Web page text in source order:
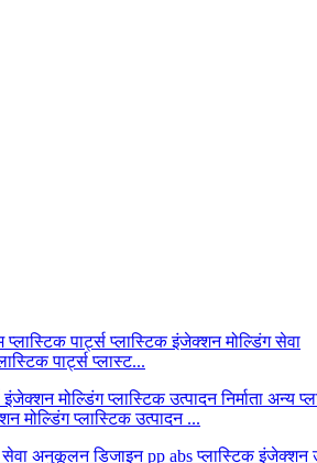
पार्ट्स प्लास्ट...
मोल्डिंग प्लास्टिक उत्पादन ...